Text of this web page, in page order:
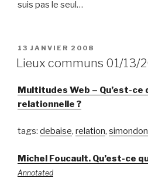
suis pas le seul…
PUBLIÉ
LE
13 JANVIER 2008
Lieux communs 01/13/
Multitudes Web – Qu’est-ce
relationnelle ?
tags: debaise, relation, simondon
Michel Foucault. Qu’est-ce
Annotated